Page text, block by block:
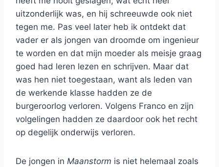
uitzonderlijk was, en hij schreeuwde ook niet
tegen me. Pas veel later heb ik ontdekt dat
vader er als jongen van droomde om ingenieur
te worden en dat mijn moeder als meisje graag
goed had leren lezen en schrijven. Maar dat
was hen niet toegestaan, want als leden van
de werkende klasse hadden ze de
burgeroorlog verloren. Volgens Franco en zijn
volgelingen hadden ze daardoor ook het recht
op degelijk onderwijs verloren.
De jongen in Maanstorm is niet helemaal zoals